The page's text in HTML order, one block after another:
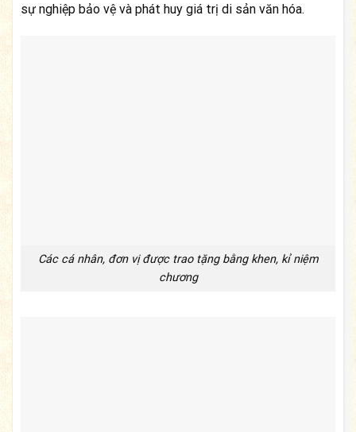
sự nghiệp bảo vệ và phát huy giá trị di sản văn hóa.
Các cá nhân, đơn vị được trao tặng bằng khen, kỉ niệm
chương